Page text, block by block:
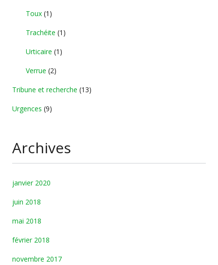
Toux (1)
Trachéite (1)
Urticaire (1)
Verrue (2)
Tribune et recherche (13)
Urgences (9)
Archives
janvier 2020
juin 2018
mai 2018
février 2018
novembre 2017